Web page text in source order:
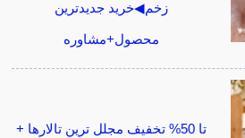
زخم◀خرید جدیدترین
محصول+مشاوره
تا 50% تخفیف مجلل ترین تالارها +